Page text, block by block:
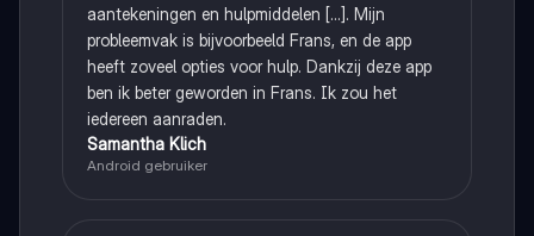
aantekeningen en hulpmiddelen [...]. Mijn
probleemvak is bijvoorbeeld Frans, en de app
heeft zoveel opties voor hulp. Dankzij deze app
ben ik beter geworden in Frans. Ik zou het
iedereen aanraden.
Samantha Klich
Android gebruiker